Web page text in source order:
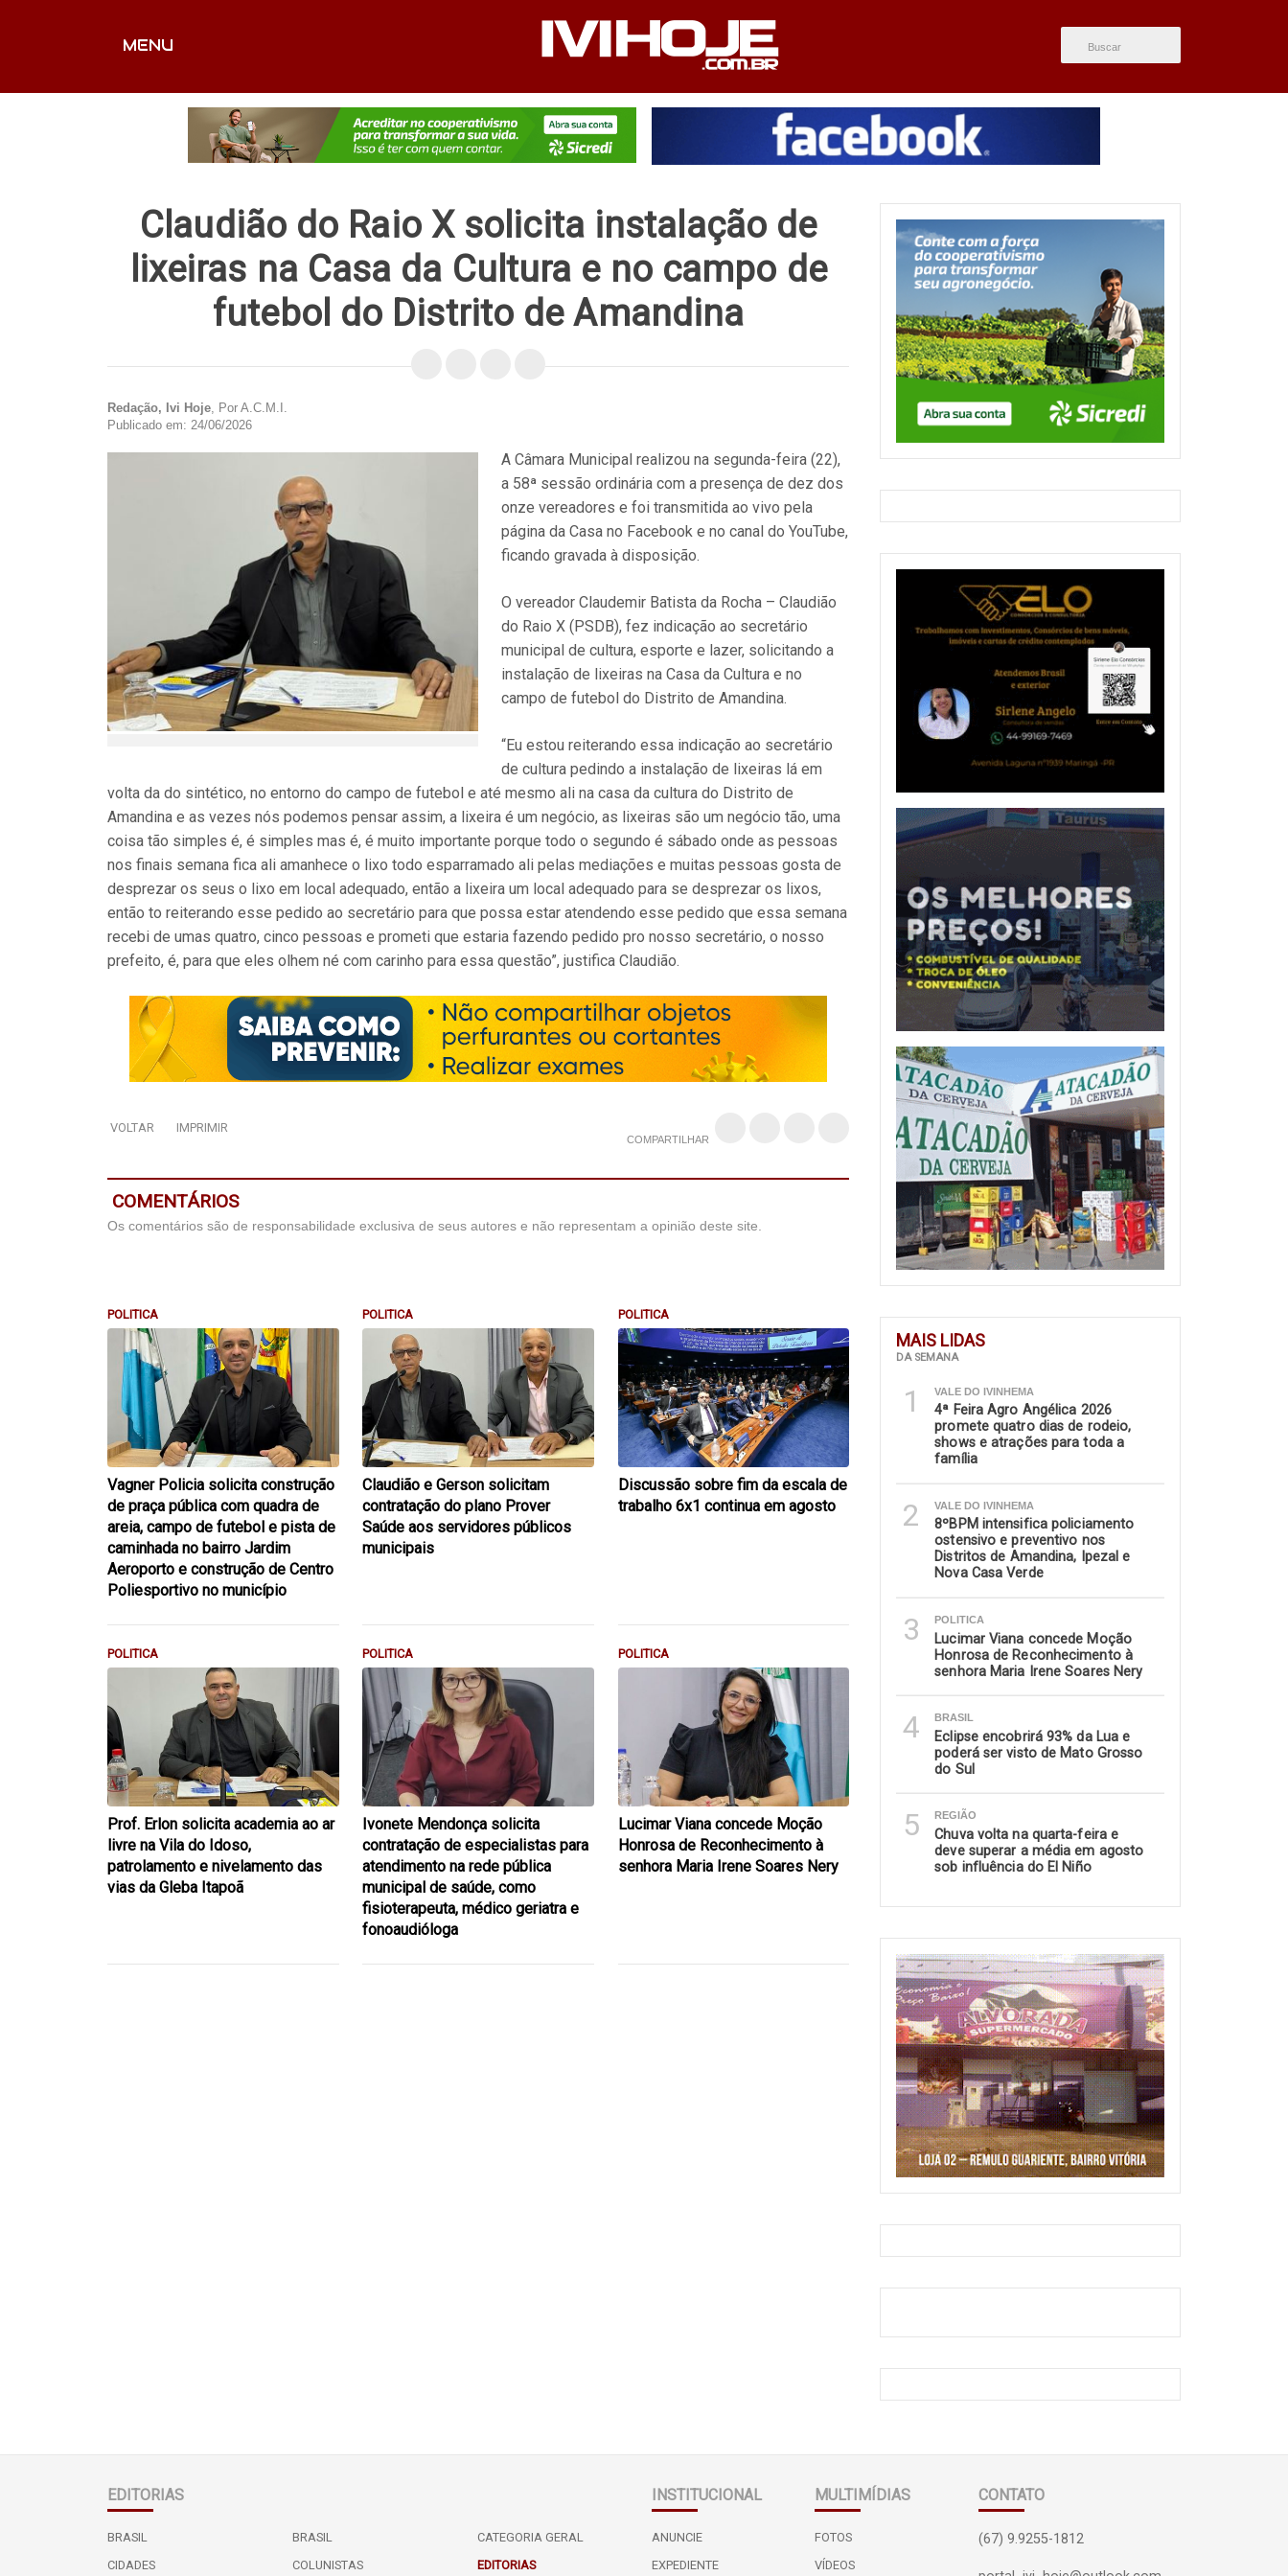
MENU
FALE CONOSCO
Claudião do Raio X solicita instalação de
lixeiras na Casa da Cultura e no campo de
futebol do Distrito de Amandina
MAIS LIDAS
DA SEMANA
1 VALE DO IVINHEMA
4ª Feira Agro Angélica 2026
promete quatro dias de rodeio,
shows e atrações para toda a
família
2 VALE DO IVINHEMA
8ºBPM intensifica policiamento
ostensivo e preventivo nos
Distritos de Amandina, Ipezal e
Nova Casa Verde
3 POLITICA
Lucimar Viana concede Moção
Honrosa de Reconhecimento à
senhora Maria Irene Soares Nery
4 BRASIL
Eclipse encobrirá 93% da Lua e
poderá ser visto de Mato Grosso
do Sul
5 REGIÃO
Chuva volta na quarta-feira e
deve superar a média em agosto
sob influência do El Niño
Redação, Ivi Hoje, Por A.C.M.I.
Publicado em: 24/06/2026
A Câmara Municipal realizou na segunda-feira (22),
a 58ª sessão ordinária com a presença de dez dos
onze vereadores e foi transmitida ao vivo pela
página da Casa no Facebook e no canal do YouTube,
ficando gravada à disposição.
O vereador Claudemir Batista da Rocha – Claudião
do Raio X (PSDB), fez indicação ao secretário
municipal de cultura, esporte e lazer, solicitando a
instalação de lixeiras na Casa da Cultura e no
campo de futebol do Distrito de Amandina.
“Eu estou reiterando essa indicação ao secretário
de cultura pedindo a instalação de lixeiras lá em
volta da do sintético, no entorno do campo de futebol e até mesmo ali na casa da cultura do Distrito de
Amandina e as vezes nós podemos pensar assim, a lixeira é um negócio, as lixeiras são um negócio tão, uma
coisa tão simples é, é simples mas é, é muito importante porque todo o segundo é sábado onde as pessoas
nos finais semana fica ali amanhece o lixo todo esparramado ali pelas mediações e muitas pessoas gosta de
desprezar os seus o lixo em local adequado, então a lixeira um local adequado para se desprezar os lixos,
então to reiterando esse pedido ao secretário para que possa estar atendendo esse pedido que essa semana
recebi de umas quatro, cinco pessoas e prometi que estaria fazendo pedido pro nosso secretário, o nosso
prefeito, é, para que eles olhem né com carinho para essa questão”, justifica Claudião.
VOLTAR IMPRIMIR
COMPARTILHAR
COMENTÁRIOS
Os comentários são de responsabilidade exclusiva de seus autores e não representam a opinião deste site.
POLITICA
Vagner Policia solicita construção
de praça pública com quadra de
areia, campo de futebol e pista de
caminhada no bairro Jardim
Aeroporto e construção de Centro
Poliesportivo no município
POLITICA
Claudião e Gerson solicitam
contratação do plano Prover
Saúde aos servidores públicos
municipais
POLITICA
Discussão sobre fim da escala de
trabalho 6x1 continua em agosto
POLITICA
Prof. Erlon solicita academia ao ar
livre na Vila do Idoso,
patrolamento e nivelamento das
vias da Gleba Itapoã
POLITICA
Ivonete Mendonça solicita
contratação de especialistas para
atendimento na rede pública
municipal de saúde, como
fisioterapeuta, médico geriatra e
fonoaudióloga
POLITICA
Lucimar Viana concede Moção
Honrosa de Reconhecimento à
senhora Maria Irene Soares Nery
EDITORIAS
BRASIL BRASIL
CATEGORIA GERAL
CIDADES
COLUNISTAS EDITORIAS
INSTITUCIONAL
ANUNCIE
EXPEDIENTE
MULTIMÍDIAS
FOTOS
VÍDEOS
CONTATO
(67) 9.9255-1812